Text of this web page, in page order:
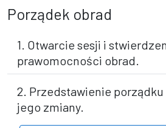
Porządek obrad
1. Otwarcie sesji i
prawomocności obrad.
2. Przedstawienie
jego zmiany.